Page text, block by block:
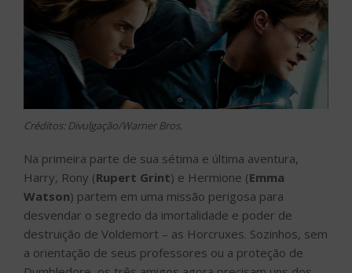
Créditos: Divulgação/Warner Bros.
Na primeira parte de sua sétima e última aventura,
Harry, Rony (Rupert Grint) e Hermione (Emma
Watson) partem em uma missão perigosa para
desvendar o segredo da imortalidade e poder de
destruição de Voldemort – as Horcruxes. Sozinhos, sem
a orientação de seus professores ou a proteção de